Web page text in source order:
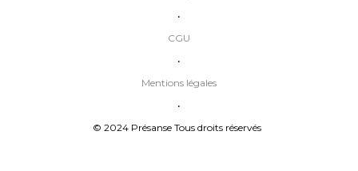
© 2024 Présanse Tous droits réservés
•
Mentions légales
•
CGU
•